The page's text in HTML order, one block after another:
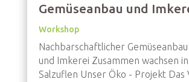
Gemüseanbau und
Workshop
Nachbarschaftlicher Gemüseanbau
und Imkerei Zusammen wachsen
Salzuflen Unser Öko - Projekt Das